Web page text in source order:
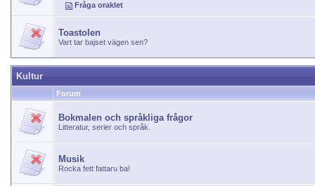
Fråga oraklet
Toastolen
Vart tar bajset vägen sen?
Kultur
Forum
Bokmalen och språkliga frågor
Litteratur, serier och språk.
Musik
Rocka fett fattaru ba!